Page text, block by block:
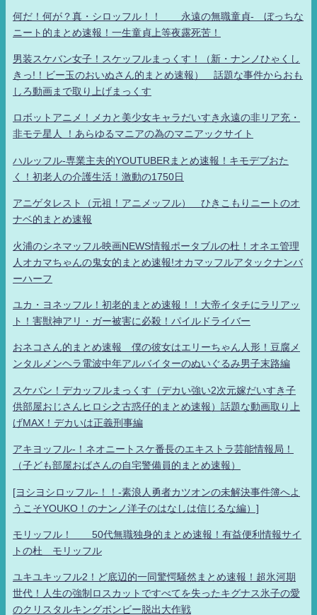
何だ！何が？真・シロッフル！！ 永遠の無職童貞- ぼっちな
ニート的まとめ速報！一生童貞上等夜露死苦！
男装スケバン女子！スケッフルまっくす！（新・ナンノひゃくし
きっ!！ビー玉のおいぬさん的まとめ速報） 話題な事件からおも
しろ動画まで取り上げまっくす
ロボットアニメ！メカと美少女キャラだいすき永遠の非リア充・
非モテ星人 ！あらゆるマニアの為のマニアックサイト
ハルッフル-専業主夫的YOUTUBERまとめ速報！キモデブおた
く！初老人の介護生活！激動の1750日
アニゲタレスト（元祖！アニメッフル） ひきこもりニートのオ
ナベ的まとめ速報
火浦のシネマッフル映画NEWS情報ポータブルの杜！オネエ管理
人オカマちゃんの鬼女的まとめ速報!オカマッフルアタックナンバ
ーハーフ
ユカ・ヨネッフル！初老的まとめ速報！！大帝イタチにラリアッ
ト！害獣神アリ・ガー被害に必殺！パイルドライバー
おネコさん的まとめ速報 僕の彼女はエリーちゃん人形！豆腐メ
ンタルメンヘラ電波中年アルバイターのぬいぐるみ男子末路編
スケバン！デカッフルまっくす（デカい強い2次元嫁だいすき子
供部屋おじさんヒロシ之古惑仔的まとめ速報）話題な動画取り上
げMAX！デカいは正義刑事編
アキヨッフル-！ネオニートスケ番長のエキストラ芸能情報局！
（子ども部屋おばさんの自宅警備員的まとめ速報）
[ヨシヨシロッフル-！！-素浪人勇者カツオンの未解決事件簿へよ
うこそYOUKO！のナンノ洋子のはなしは信じるな編）]
モリッフル！ 50代無職独身的まとめ速報！有益便利情報サイ
トの杜 モリッフル
ユキユキッフル2！ど底辺的一同驚愕騒然まとめ速報！超氷河期
世代！人生の強制ロスカットですべてを失ったキグナス氷子の愛
のクリスタルキングボンビー脱出大作戦